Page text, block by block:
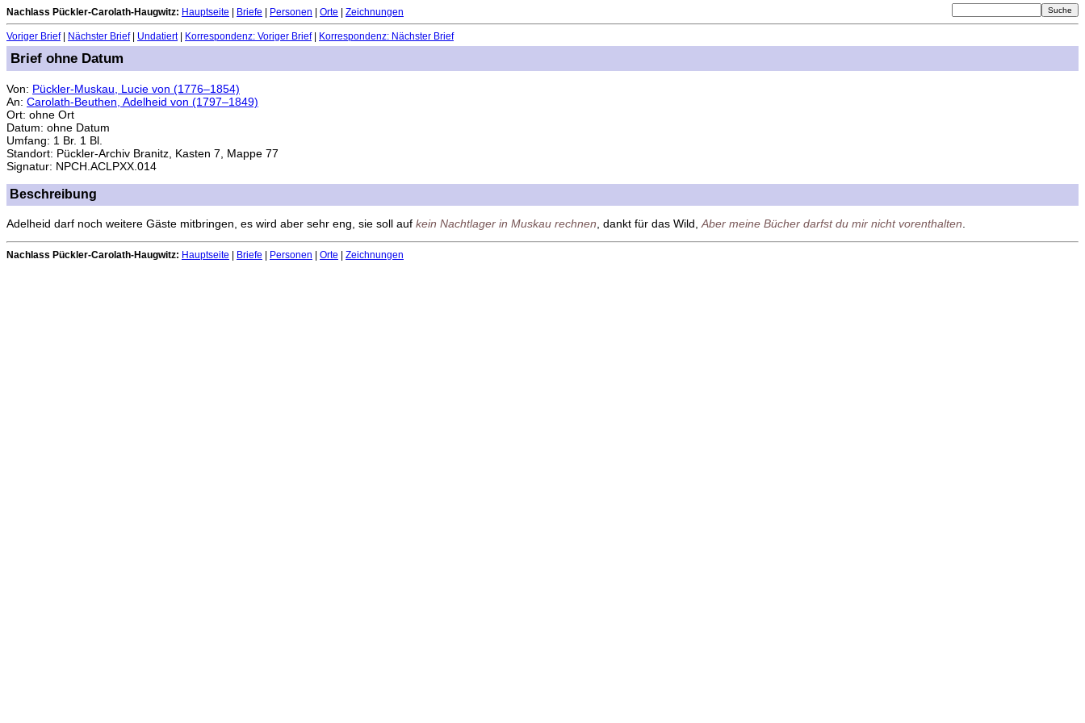
Nachlass Pückler-Carolath-Haugwitz: Hauptseite Briefe Personen Orte Zeichnungen
Voriger Brief| Nächster Brief| Undatiert| Korrespondenz: Voriger Brief| Korrespondenz: Nächster Brief
Brief ohne Datum
Von: Pückler-Muskau, Lucie von (1776–1854)
An: Carolath-Beuthen, Adelheid von (1797–1849)
Ort: ohne Ort
Datum: ohne Datum
Umfang: 1 Br. 1 Bl.
Standort: Pückler-Archiv Branitz, Kasten 7, Mappe 77
Signatur: NPCH.ACLPXX.014
Beschreibung
Adelheid darf noch weitere Gäste mitbringen, es wird aber sehr eng, sie soll auf kein Nachtlager in Muskau rechnen , dankt für das Wild, Aber meine Bücher darfst du mir nicht vorenthalten
Nachlass Pückler-Carolath-Haugwitz: Hauptseite | Briefe | Personen | Orte | Zeichnungen